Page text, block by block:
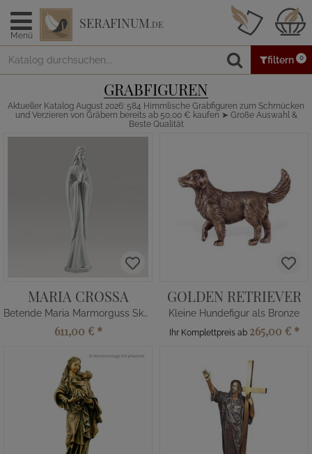
Menü
SERAFINUM.DE
filtern 0
GRABFIGUREN
Aktueller Katalog August 2026: 584 Himmlische Grabfiguren zum Schmücken
und Verzieren von Gräbern bereits ab 50,00 € kaufen ➤ Große Auswahl &
Beste Qualität
MARIA CROSSA
Betende Maria Marmorguss Skulptur
611,00 € *
GOLDEN RETRIEVER
Kleine Hundefigur als Bronze
Ihr Komplettpreis ab 265,00 € *